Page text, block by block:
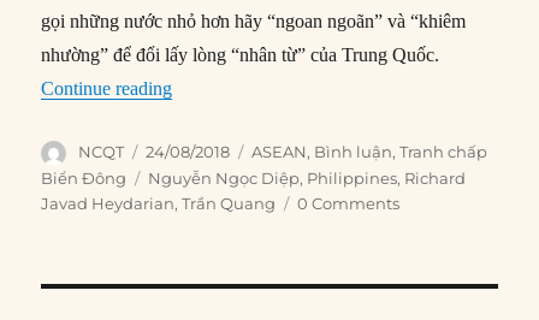
gọi những nước nhỏ hơn hãy “ngoan ngoãn” và “khiêm
nhường” để đổi lấy lòng “nhân từ” của Trung Quốc.
Continue reading“Duterte và chính sách đối ngoại gây tranh cãi
Author
NCQT
Posted
on
24/08/2018 Categories
ASEAN, Bình luận,Tranh chấp
Biển Đông
Tags
Nguyễn Ngọc Diệp, Philippines, Richard
Javad Heydarian,Trần Quang 0 Comments